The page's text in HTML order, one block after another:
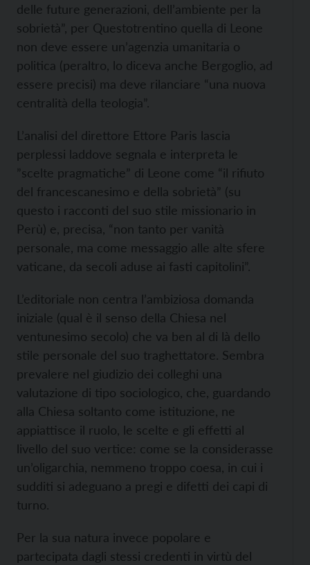
delle future generazioni, dell’ambiente per la
sobrietà”, per Questotrentino quella di Leone
non deve essere un’agenzia umanitaria o
politica (peraltro, lo diceva anche Bergoglio, ad
essere precisi) ma deve rilanciare “una nuova
centralità della teologia”.
L’analisi del direttore Ettore Paris lascia
perplessi laddove segnala e interpreta le
”scelte pragmatiche” di Leone come “il rifiuto
del francescanesimo e della sobrietà” (su
questo i racconti del suo stile missionario in
Perù) e, precisa, “non tanto per vanità
personale, ma come messaggio alle alte sfere
vaticane, da secoli aduse ai fasti capitolini”.
L’editoriale non centra l’ambiziosa domanda
iniziale (qual è il senso della Chiesa nel
ventunesimo secolo) che va ben al di là dello
stile personale del suo traghettatore. Sembra
prevalere nel giudizio dei colleghi una
valutazione di tipo sociologico, che, guardando
alla Chiesa soltanto come istituzione, ne
appiattisce il ruolo, le scelte e gli effetti al
livello del suo vertice: come se la considerasse
un’oligarchia, nemmeno troppo coesa, in cui i
sudditi si adeguano a pregi e difetti dei capi di
turno.
Per la sua natura invece popolare e
partecipata dagli stessi credenti in virtù del